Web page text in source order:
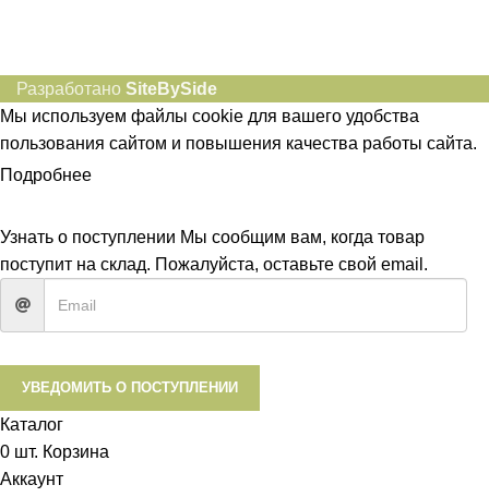
Разработано SiteBySide
Мы используем файлы cookie для вашего удобства
пользования сайтом и повышения качества работы сайта.
Подробнее
Узнать о поступлении Мы сообщим вам, когда товар
поступит на склад. Пожалуйста, оставьте свой email.
УВЕДОМИТЬ О ПОСТУПЛЕНИИ
Каталог
0 шт. Корзина
Аккаунт